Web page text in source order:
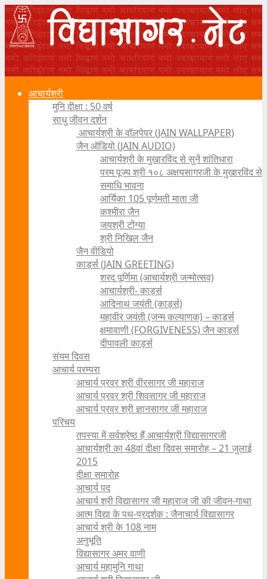
आचार्यश्री
मुनि दीक्षा : 50 वर्ष
साधु जीवन दर्शन
आचार्यश्री के वॉलपेपर (JAIN WALLPAPER)
जैन ऑडियो (JAIN AUDIO)
आचार्यश्री के मुखारविंद से सुनें शांतिधारा
परम पूज्य श्री १०८ अक्षयसागरजी के मुखारविंद से
समाधि भावना
आर्यिका 105 पूर्णमती माता जी
कश्मीरा जैन
जयश्री टोंग्या
श्री निखिल जैन
जैन वीडियो
कार्ड्स (JAIN GREETING)
शरद पूर्णिमा (आचार्यश्री जन्मोत्सव)
आचार्यश्री- कार्ड्स
आदिनाथ जयंती (कार्ड्स)
महावीर जयंती (जन्म कल्याणक) – कार्ड्स
क्षमावाणी (FORGIVENESS) जैन कार्ड्स
दीपावली कार्ड्स
संयम दिवस
आचार्य परम्परा
आचार्य प्रवर श्री वीरसागर जी महाराज
आचार्य प्रवर श्री शिवसागर जी महाराज
आचार्य प्रवर श्री ज्ञानसागर जी महाराज
परिचय
तपस्या में सर्वश्रेष्ठ हैं आचार्यश्री विद्यासागरजी
आचार्यश्री का 48वां दीक्षा दिवस समारोह – 21 जुलाई
2015
दीक्षा समारोह
आचार्य पद
आचार्य श्री विद्यासागर जी महाराज जी की जीवन-गाथा
आत्म विद्या के पथ-प्रदर्शक : जैनाचार्य विद्यासागर
आचार्य श्री के 108 नाम
अनुभूति
विद्यासागर अमर वाणी
आचार्य महामुनि गाथा